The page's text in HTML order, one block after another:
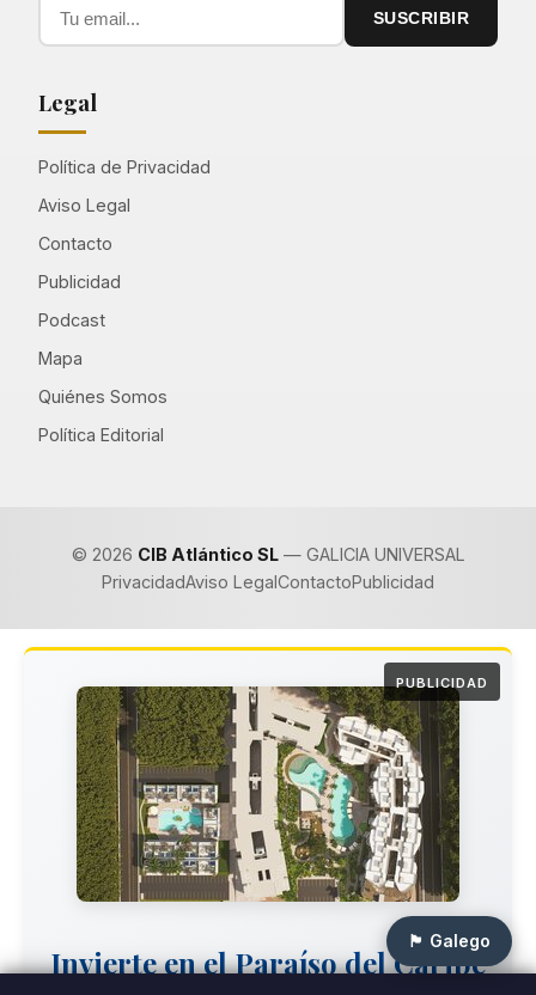
SUSCRIBIR
Legal
Política de Privacidad
Aviso Legal
Contacto
Publicidad
Podcast
Mapa
Quiénes Somos
Política Editorial
© 2026 CIB Atlántico SL— GALICIA UNIVERSAL
PrivacidadAviso LegalContactoPublicidad
🏴 Galego
PUBLICIDAD
Invierte en el Paraíso del Caribe